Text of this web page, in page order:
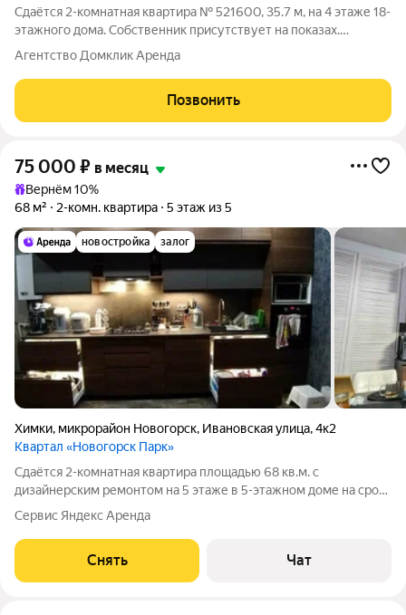
Сдаётся 2-комнатная квартира № 521600, 35.7 м, на 4 этаже 18-
этажного дома. Собственник присутствует на показах.
Коммунальные платежи включены в стоимость. Счетчики
оплачиваются отдельно. По условиям проживания: можно с
детьми, можно с питомцами. Из
Агентство Домклик Аренда
Позвонить
75 000 ₽ в месяц
Вернём 10%
68 м²
2-комн. квартира 5 этаж из 5
новостройка залог
Химки, микрорайон Новогорск, Ивановская улица,4к2
Квартал «Новогорск Парк»
Сдаётся 2-комнатная квартира площадью 68 кв.м. с
дизайнерским ремонтом на 5 этаже в 5-этажном доме на срок
от 11 месяцев. Из техники есть: Телевизор Духовой шкаф
Стиральная машина Холодильник Посудомоечная машина
Микроволновка Дом - монолитный,
Сервис Яндекс Аренда
Снять Чат